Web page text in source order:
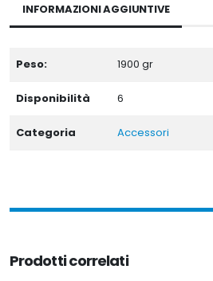
INFORMAZIONI AGGIUNTIVE
Peso: 1900 gr
Disponibilità 6
Categoria Accessori
Prodotti correlati